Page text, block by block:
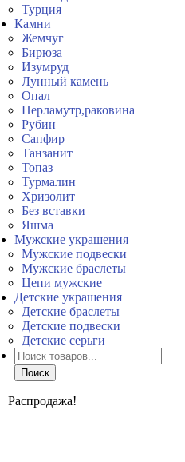
Турция
Камни
Жемчуг
Бирюза
Изумруд
Лунный камень
Опал
Перламутр,раковина
Рубин
Сапфир
Танзанит
Топаз
Турмалин
Хризолит
Без вставки
Яшма
Мужские украшения
Мужские подвески
Мужские браслеты
Цепи мужские
Детские украшения
Детские браслеты
Детские подвески
Детские серьги
Поиск
товаров
Поиск
Распродажа!